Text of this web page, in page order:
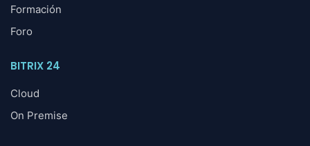
Formación
Foro
BITRIX 24
Cloud
On Premise